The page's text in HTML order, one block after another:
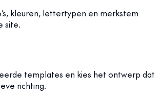
kleuren, lettertypen en merkstem
site.
templates en kies het ontwerp dat
richting.